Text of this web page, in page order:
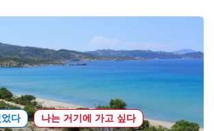
다 나는 거기에 가고 싶다